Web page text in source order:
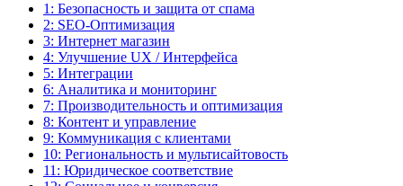
1: Безопасность и защита от спама
2: SEO-Оптимизация
3: Интернет магазин
4: Улучшение UX / Интерфейса
5: Интеграции
6: Аналитика и мониторинг
7: Производительность и оптимизация
8: Контент и управление
9: Коммуникация с клиентами
10: Региональность и мультисайтовость
11: Юридическое соответствие